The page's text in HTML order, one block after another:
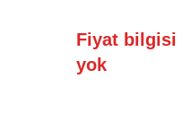
Fiyat bilgisi
yok